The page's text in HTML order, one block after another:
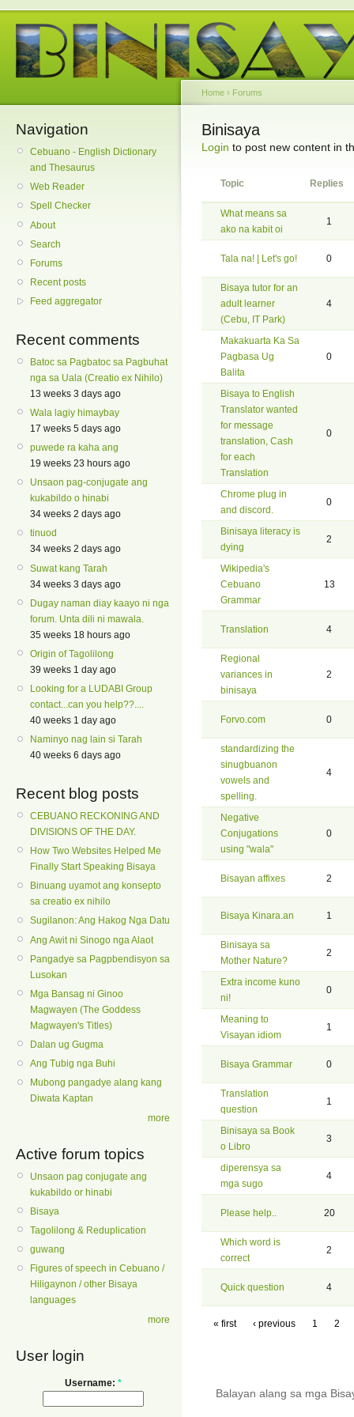
Navigation
Cebuano - English Dictionary
and Thesaurus
Web Reader
Spell Checker
About
Search
Forums
Recent posts
Feed aggregator
Recent comments
Batoc sa Pagbatoc sa Pagbuhat
nga sa Uala (Creatio ex Nihilo)
13 weeks 3 days ago
Wala lagiy himaybay
17 weeks 5 days ago
puwede ra kaha ang
19 weeks 23 hours ago
Unsaon pag-conjugate ang
kukabildo o hinabi
34 weeks 2 days ago
tinuod
34 weeks 2 days ago
Suwat kang Tarah
34 weeks 3 days ago
Dugay naman diay kaayo ni nga
forum. Unta dili ni mawala.
35 weeks 18 hours ago
Origin of Tagolilong
39 weeks 1 day ago
Looking for a LUDABI Group
contact...can you help??....
40 weeks 1 day ago
Naminyo nag lain si Tarah
40 weeks 6 days ago
Recent blog posts
CEBUANO RECKONING AND
DIVISIONS OF THE DAY.
How Two Websites Helped Me
Finally Start Speaking Bisaya
Binuang uyamot ang konsepto
sa creatio ex nihilo
Sugilanon: Ang Hakog Nga Datu
Ang Awit ni Sinogo nga Alaot
Pangadye sa Pagpbendisyon sa
Lusokan
Mga Bansag ni Ginoo
Magwayen (The Goddess
Magwayen's Titles)
Dalan ug Gugma
Ang Tubig nga Buhi
Mubong pangadye alang kang
Diwata Kaptan
more
Active forum topics
Unsaon pag conjugate ang
kukabildo or hinabi
Bisaya
Tagolilong & Reduplication
guwang
Figures of speech in Cebuano /
Hiligaynon / other Bisaya
languages
more
User login
Username: *
Home › Forums
Binisaya
Login to post new content in
Topic Replies
What means sa
ako na kabit oi
1
Tala na! | Let's go! 0
Bisaya tutor for an
adult learner
(Cebu, IT Park)
4
Makakuarta Ka Sa
Pagbasa Ug
Balita
0
Bisaya to English
Translator wanted
for message
translation, Cash
for each
Translation
0
Chrome plug in
and discord.
0
Binisaya literacy is
dying
2
Wikipedia's
Cebuano
Grammar
13
Translation 4
Regional
variances in
binisaya
2
Forvo.com 0
standardizing the
sinugbuanon
vowels and
spelling.
4
Negative
Conjugations
using "wala"
0
Bisayan affixes 2
Bisaya Kinara.an 1
Binisaya sa
Mother Nature?
2
Extra income kuno
ni!
0
Meaning to
Visayan idiom
1
Bisaya Grammar 0
Translation
question
1
Binisaya sa Book
o Libro
3
diperensya sa
mga sugo
4
Please help.. 20
Which word is
correct
2
Quick question 4
« first ‹ previous 1 2
Balayan alang sa mga